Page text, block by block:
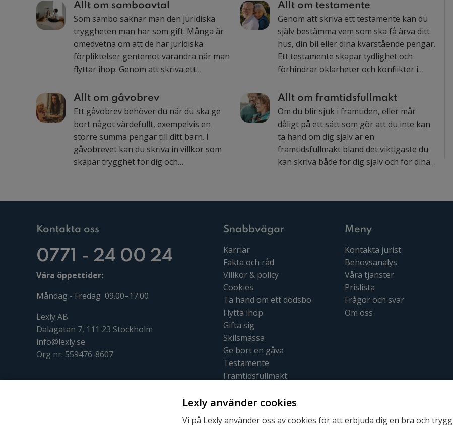
Allt om samboavtal
Som sambo saknar man den juridiska
tryggheten man har som gift. Många är
omedvetna om att de har juridiska
förpliktelser gentemot varandra när man
flyttar ihop. Genom att skriva ett
dig själv och din partner och undviker
onödiga konflikter i samband med en
eventuell separation. Här kan du läsa vad
som är viktigt att tänka på!
Allt om testamente
Genom att skriva ett testamente kan du
själv bestämma vem som ska få ärva ditt
hus, din bil eller dina kvarstående pengar.
Ett testamente skapar tydlighet och
förhindrar oklarheter och konflikter i
vanligaste frågorna våra jurister får om
testamenten.
Allt om gåvobrev
Ett gåvobrev behöver du när du ska ge
bort något värdefullt, exempelvis en
större summa pengar till ditt barn. I
gåvobrevet kan du skriva in villkor som
skapar trygghet för dig och
Allt om framtidsfullmakt
Om du blir sjuk i framtiden, eller mår
dåligt på ett sätt som gör att du inte kan
ta hand om dig själv är en
framtidsfullmakt bland det viktigaste du
kan skriva både för dig själv och för dina
hjälpa dig istället för att en person du
kan du läsa om allt som kan vara bra att
Kontakta oss
0771 - 24 00 24
Våra öppettider:
Måndag - Fredag 09.00–17.00
Lexly AB
Dalagatan 7, 111 23 Stockholm
info@lexly.se
Org nr: 559476-8607
Snabbvägar
Karriär
Fakta och råd
Villkor & policy
Cookies
Ta hand om ett dödsbo
Flytta ihop
Gifta sig
Skilsmässa
Ge bort en gåva
Testamente
Framtidsfullmakt
Meny
Kontakta jurist
Behovsanalys
Våra tjänster
Prislista
Frågor och svar
Om oss
Lexly använder cookies
Vi på Lexly använder oss av cookies för att erbjuda dig en bra och trygg